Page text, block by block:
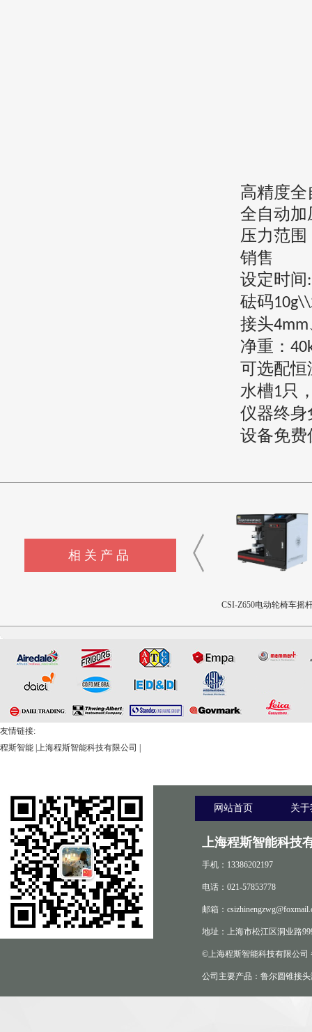
高精度
全自动加
压力范围
销售
设定时间
砝码
接头4mm
净重： 40
可选配恒
水槽1只
仪器终身
设备免费
相关产品
CSI-Z650电动轮椅车摇
友情链接:
程斯智能 上海程斯智能科技有限公司
网站首页 关
上海程斯智能科技
手机：13386202197
电话：021-57853778
邮箱：
地址：上海市松江区洞业路
©上海程斯智能科技有限公司
公司主要产品：鲁尔圆锥接